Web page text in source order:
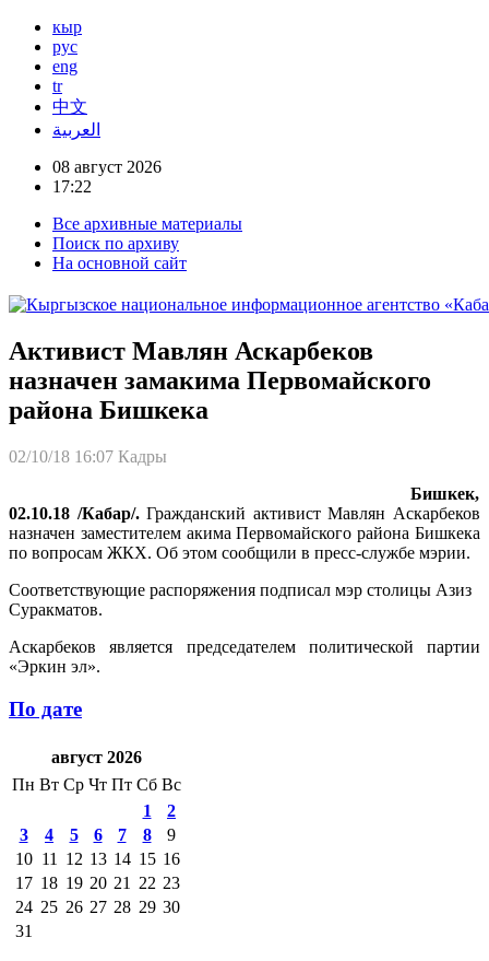
кыр
рус
eng
tr
中文
العربية
08 август 2026
17:22
Все архивные материалы
Поиск по архиву
На основной сайт
Активист Мавлян Аскарбеков
назначен замакима Первомайского
района Бишкека
02/10/18 16:07 Кадры
Бишкек,
02.10.18 /Кабар/.Гражданский активист Мавлян Аскарбеков
назначен заместителем акима Первомайского района Бишкека
по вопросам ЖКХ. Об этом сообщили в пресс-службе мэрии.
Соответствующие распоряжения подписал мэр столицы Азиз
Суракматов.
Аскарбеков является председателем политической партии
«Эркин эл».
По дате
август 2026
Пн Вт Ср Чт Пт Сб Вс
1
2
3
4 5 6 7 8
9
10 11 12 13 14 15 16
17 18 19 20 21 22 23
24 25 26 27 28 29 30
31